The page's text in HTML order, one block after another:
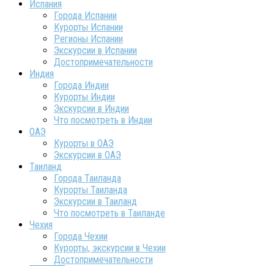
Испания
Города Испании
Курорты Испании
Регионы Испании
Экскурсии в Испании
Достопримечательности
Индия
Города Индии
Курорты Индии
Экскурсии в Индии
Что посмотреть в Индии
ОАЭ
Курорты в ОАЭ
Экскурсии в ОАЭ
Таиланд
Города Таиланда
Курорты Таиланда
Экскурсии в Таиланд
Что посмотреть в Таиланде
Чехия
Города Чехии
Курорты, экскурсии в Чехии
Достопримечательности